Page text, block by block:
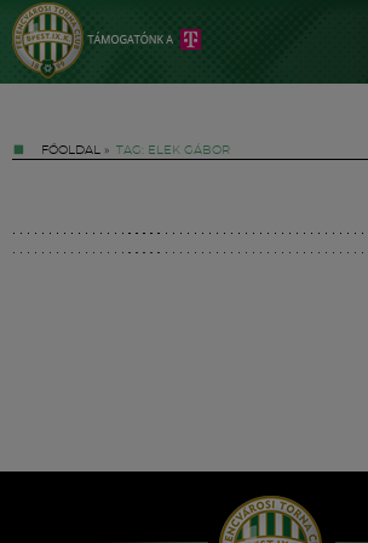
FŐOLDAL » TAG: ELEK GÁBOR
Hírek